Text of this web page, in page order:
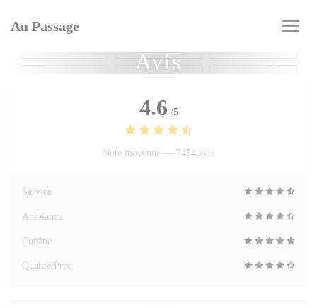
Au Passage
Avis
4.6 /5
Note moyenne — 7454 avis
Service
Ambiance
Cuisine
Qualité/Prix